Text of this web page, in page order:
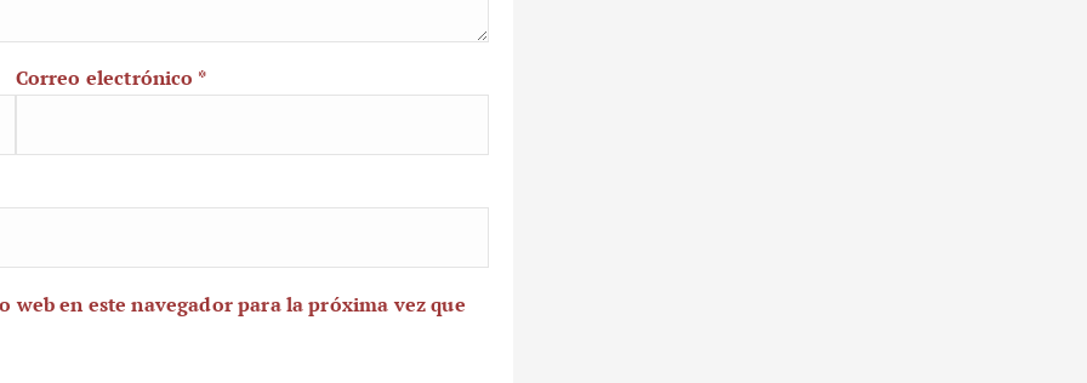
Correo electrónico *
en este navegador para la próxima vez que